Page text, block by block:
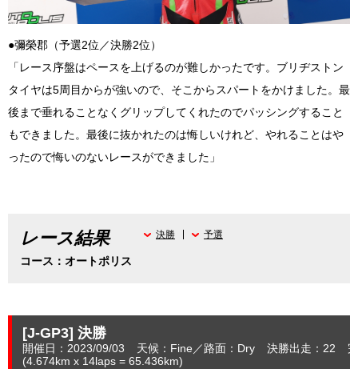
●彌榮郡（予選2位／決勝2位）
「レース序盤はペースを上げるのが難しかったです。ブリヂストン
タイヤは5周目からが強いので、そこからスパートをかけました。最
後まで垂れることなくグリップしてくれたのでパッシングすること
もできました。最後に抜かれたのは悔しいけれど、やれることはや
ったので悔いのないレースができました」
レース結果
コース：オートポリス
決勝 予選
[J-GP3] 決勝
開催日：2023/09/03 天候：Fine 路面：Dry 決勝出走：22
(4.674km x 14laps = 65.436km)